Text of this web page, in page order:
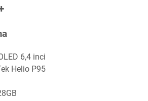
6,4 inci
Helio P95